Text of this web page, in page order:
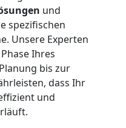
und
spezifischen
Unsere Experten
Ihres
bis zur
dass Ihr
und